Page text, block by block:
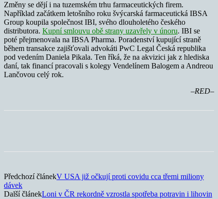
Změny se dějí i na tuzemském trhu farmaceutických firem.
Například začátkem letošního roku švýcarská farmaceutická IBSA
Group koupila společnost IBI, svého dlouholetého českého
distributora. Kupní smlouvu obě strany uzavřely v únoru. IBI se
poté přejmenovala na IBSA Pharma. Poradenství kupující straně
během transakce zajišťovali advokáti PwC Legal Česká republika
pod vedením Daniela Pikala. Ten říká, že na akvizici jak z hlediska
daní, tak financí pracovali s kolegy Vendelínem Balogem a Andreou
Lančovou celý rok.
–RED–
Předchozí článekV USA již očkují proti covidu cca třemi miliony
dávek
Další článekLoni v ČR rekordně vzrostla spotřeba potravin i lihovin